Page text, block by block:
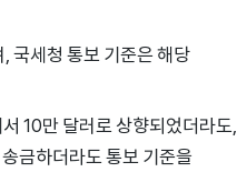
국세청 통보 기준은 해당
10만 달러로 상향되었더라도,
금하더라도 통보 기준을